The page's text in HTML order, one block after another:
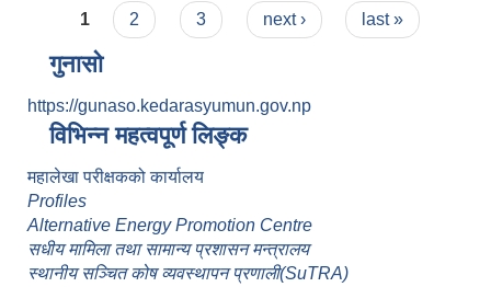
Pages
1 2 3 next › last »
गुनासो
https://gunaso.kedarasyumun.gov.np
विभिन्न महत्वपूर्ण लिङ्क
महालेखा परीक्षकको कार्यालय
Profiles
Alternative Energy Promotion Centre
सधीय मामिला तथा सामान्य प्रशासन मन्त्रालय
स्थानीय सञ्चित कोष व्यवस्थापन प्रणाली(SuTRA)